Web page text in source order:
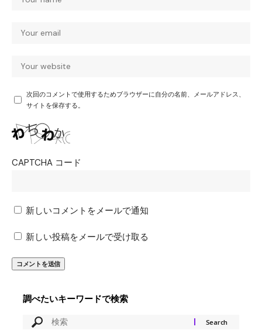
次回のコメントで使用するためブラウザーに自分の名前、メールアドレス、
サイトを保存する。
CAPTCHA コード
新しいコメントをメールで通知
新しい投稿をメールで受け取る
調べたいキーワードで検索